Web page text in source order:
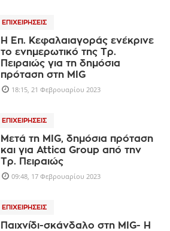
ΕΠΙΧΕΙΡΉΣΕΙΣ
Η Επ. Κεφαλαιαγοράς ενέκρινε
το ενημερωτικό της Τρ.
Πειραιώς για τη δημόσια
πρόταση στη MIG
18:15, 21 Φεβρουαρίου 2023
ΕΠΙΧΕΙΡΉΣΕΙΣ
Μετά τη MIG, δημόσια πρόταση
και για Attica Group από την
Τρ. Πειραιώς
09:48, 17 Φεβρουαρίου 2023
ΕΠΙΧΕΙΡΉΣΕΙΣ
Παιχνίδι-σκάνδαλο στη MIG- Η